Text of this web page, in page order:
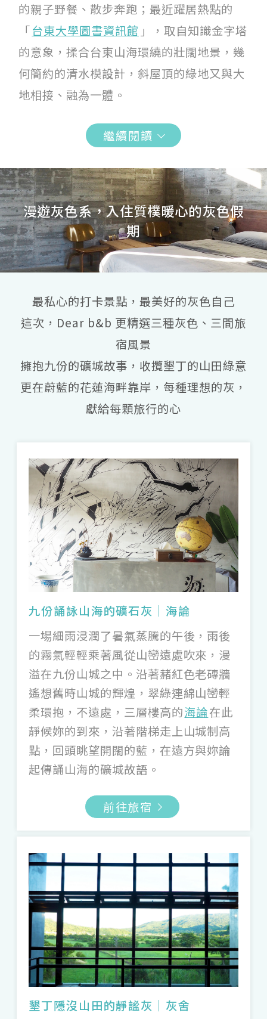
的親子野餐、散步奔跑；最近躍居熱點的
「台東大學圖書資訊館 」，取自知識金字塔
的意象，揉合台東山海環繞的壯闊地景，幾
何簡約的清水模設計，斜屋頂的綠地又與大
地相接、融為一體。
繼續閱讀
、法鼓山農禪寺
遺世獨立的灰，宗教場所到沙丘月世界
在灰色之前，置身沉靜的宗教場所、壯闊的
自然丘壑，讓心靈回歸平靜。來到北投的
藻飾的本來面目，點題聖嚴法師所說「空中
花，水中月」，當鏤空心經的光影投映大
殿，還以內心澄明；靜守在台中城市一隅的
「菩薩寺」，清水模寺院與老梅樹相依、返
璞歸真的禪意，空間也引入風和光，呼應人
與自然的生命對話，不僅參拜菩薩，亦開放
旅人打坐、寫經沈澱自我。台東高工校園內
的「公東聖堂 」，早在 1960 年落成、富有
法國現代主義的粗獷建築，頂樓教堂的斜屋
頂、鑲嵌彩繪玻璃，更蘊有悠遠虔誠、沈思
靜謐的宗教美學。而宜蘭的「櫻花陵園」，
出自知名建築師黃聲遠與田中央之手，貼近
自然的長廊流線之灰，結合墓園的寧靜追
思、公園的平易近人，讓人遠眺龜山島與太
平洋的開闊，進而反思生命。
美，因社群打卡備受矚目的桃園「
丘」，經季風吹拂漂沙形成的地質公園，仰
望一排矗立的發電風車，領略海風中無盡的
荒涼與寂靜；在島嶼斜對角，屏東旭海的
「九棚大沙漠」，在河水沖積與強風的聯手
下，豔陽高照的沙漠更顯壯觀與荒蕪，或躺
臥沙丘欣賞太平洋的海上月昇。更令人震懾
的灰色，莫過於高雄「月世界」，泥火山與
經年累月的地形作用，連綿錯落的泥灰、少
許黃褐植披，有如月球表面，直探心靈本質
漫遊灰色系，入住質樸暖心的灰色假
期
最私心的打卡景點，最美好的灰色自己
這次，Dear b&b 更精選三種灰色、三間旅
宿風景
擁抱九份的礦城故事，收攬墾丁的山田綠意
更在蔚藍的花蓮海畔靠岸，每種理想的灰，
獻給每顆旅行的心
九份誦詠山海的礦石灰｜海論
一場細雨浸潤了暑氣蒸騰的午後，雨後
的霧氣輕輕乘著風從山巒遠處吹來，漫
溢在九份山城之中。沿著赭紅色老磚牆
遙想舊時山城的輝煌，翠綠連綿山巒輕
柔環抱，不遠處，三層樓高的海論在此
靜候妳的到來，沿著階梯走上山城制高
點，回頭眺望開闊的藍，在遠方與妳論
起傳誦山海的礦城故語。
前往旅宿
墾丁隱沒山田的靜謐灰｜灰舍